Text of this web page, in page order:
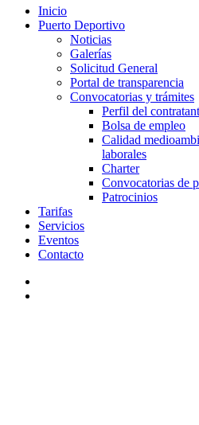
Inicio
Puerto Deportivo
Noticias
Galerías
Solicitud General
Portal de transparencia
Convocatorias y trámites
Perfil del
Bolsa de empleo
Calidad
laborales
Charter
Convocatorias de
Patrocinios
Tarifas
Servicios
Eventos
Contacto